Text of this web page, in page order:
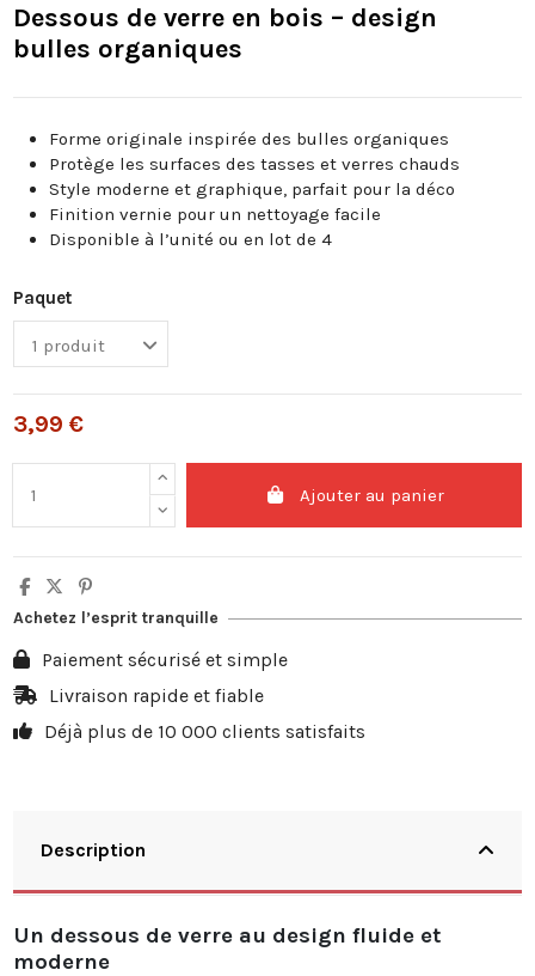
Dessous de verre en bois – design
bulles organiques
Forme originale inspirée des bulles organiques
Protège les surfaces des tasses et verres chauds
Style moderne et graphique, parfait pour la déco
Finition vernie pour un nettoyage facile
Disponible à l’unité ou en lot de 4
Paquet
3,99 €
Ajouter au panier
Achetez l’esprit tranquille
Paiement sécurisé et simple
Livraison rapide et fiable
Déjà plus de 10 000 clients satisfaits
Description
Un dessous de verre au design fluide et
moderne